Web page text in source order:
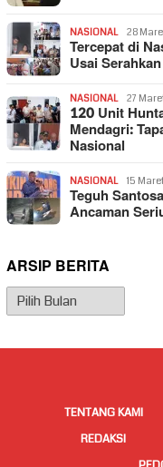
NASIONAL 28
Tercepat di
Usai
NASIONAL 27
120 Unit
Mendagri:
Nasional
NASIONAL 15
Teguh
Ancaman
ARSIP BERITA
Arsip
Berita
TENTANG KAMI
REDAKSI